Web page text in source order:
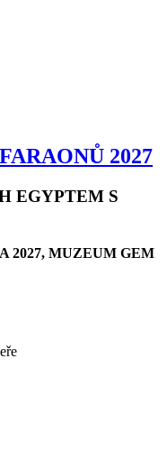
2027
EGYPTEM S
2027, MUZEUM GEM